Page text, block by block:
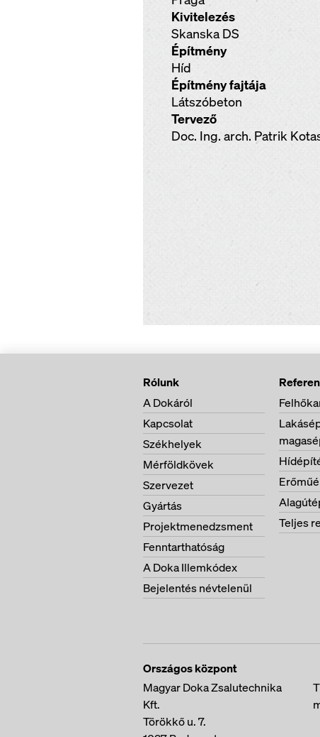
Kivitelezés
Skanska DS
Építmény
Híd
Építmény fajtája
Látszóbeton
Tervező
Doc. Ing. arch. Patrik
Rólunk
A Dokáról
Kapcsolat
Székhelyek
Mérföldkövek
Szervezet
Gyártás
Projektmenedzsment
Fenntarthatóság
A Doka Illemkódex
Bejelentés névtelenül
Teljes
Országos központ
Magyar Doka Zsalutechnika
Kft.
Törökkő u. 7.
T